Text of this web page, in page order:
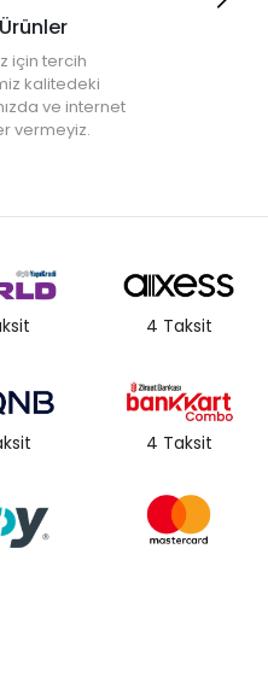
için tercih
kalitedeki
ve internet
vermeyiz.
4 Taksit
4 Taksit